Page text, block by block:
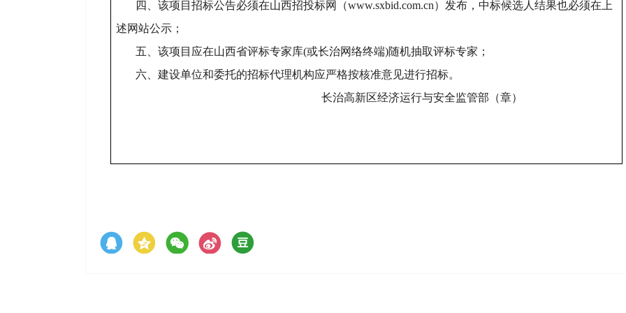
四、该项目招标公告必须在山西招投标网（www.sxbid.com.cn）发布，中标候选人结果也必须在上
述网站公示；
五、该项目应在山西省评标专家库(或长治网络终端)随机抽取评标专家；
六、建设单位和委托的招标代理机构应严格按核准意见进行招标。
长治高新区经济运行与安全监管部（章）